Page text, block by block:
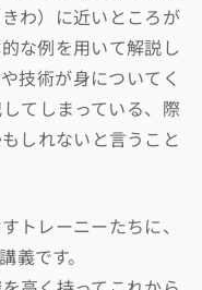
わ）に近いところが
な例を用いて解説し
技術が身についてく
てしまっている、際
しれないと言うこと
トレーニーたちに、
義です。